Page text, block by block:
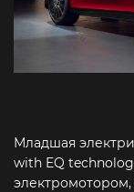
Младшая
with EQ